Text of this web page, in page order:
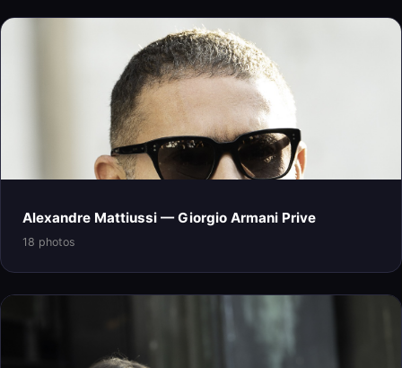
Alexandre Mattiussi — Giorgio Armani Prive
18 photos